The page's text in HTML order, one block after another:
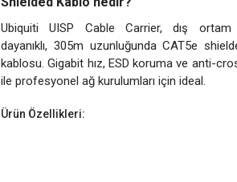
Ubiquiti UISP Cable Carrier, dış ortam
dayanıklı, 305m uzunluğunda CAT5e
kablosu. Gigabit hız, ESD koruma ve anti-
ile profesyonel ağ kurulumları için ideal.
Ürün Özellikleri: